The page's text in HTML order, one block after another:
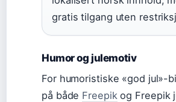
gratis tilgang uten
Humor og julemotiv
For humoristiske «god jul»-
på både Freepik og Freepik